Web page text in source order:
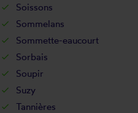
Soissons
Sommelans
Sommette-eaucourt
Sorbais
Soupir
Suzy
Tannières